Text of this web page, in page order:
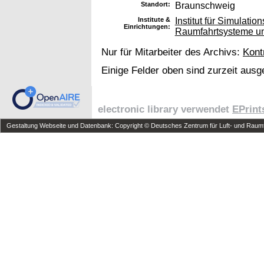
Standort: Braunschweig
Institute &
Einrichtungen:
Institut für
Raumfahrtsysteme
Nur für Mitarbeiter des Archivs:
Einige Felder oben sind zurzeit
electronic library verwendet
Gestaltung Webseite und Datenbank: Copyright © Deutsches Zentrum für Luft- und